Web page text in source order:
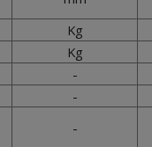
Kg
Kg
-
-
-